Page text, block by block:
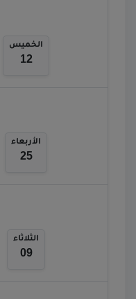
الخميس
12
الأربعاء
25
الثلاثاء
09